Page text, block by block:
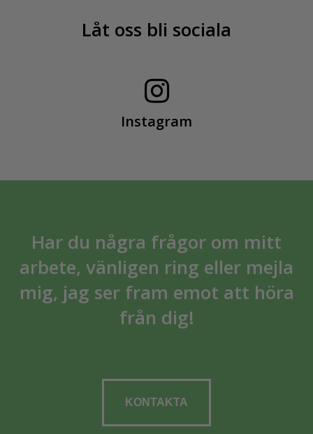
Låt oss bli sociala
Instagram
Har du några frågor om mitt
arbete, vänligen ring eller mejla
mig, jag ser fram emot att höra
från dig!
KONTAKTA